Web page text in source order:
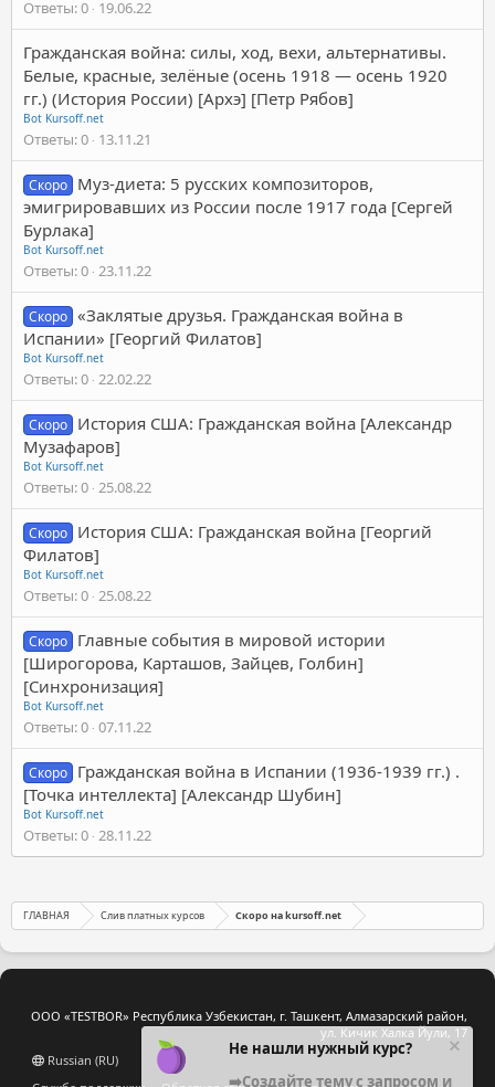
Ответы 0 19.06.22
Гражданская война: силы, ход, вехи, альтернативы.
Белые, красные, зелёные (осень 1918 — осень 1920
гг.) (История России) [Архэ] [Петр Рябов]
Bot Kursoff.net
Ответы 0 13.11.21
Скоро Муз-диета: 5 русских композиторов,
эмигрировавших из России после 1917 года [Сергей
Бурлака]
Bot Kursoff.net
Ответы 0 23.11.22
Скоро «Заклятые друзья. Гражданская война в
Испании» [Георгий Филатов]
Bot Kursoff.net
Ответы 0 22.02.22
Скоро История США: Гражданская война [Александр
Музафаров]
Bot Kursoff.net
Ответы 0 25.08.22
Скоро История США: Гражданская война [Георгий
Филатов]
Bot Kursoff.net
Ответы 0 25.08.22
Скоро Главные события в мировой истории
[Широгорова, Карташов, Зайцев, Голбин]
[Синхронизация]
Bot Kursoff.net
Ответы 0 07.11.22
Скоро Гражданская война в Испании (1936-1939 гг.) .
[Точка интеллекта] [Александр Шубин]
Bot Kursoff.net
Ответы 0 28.11.22
ГЛАВНАЯ Слив платных курсов Скоро на kursoff.net
ООО «TESTBOR» Республика Узбекистан, г. Ташкент, Алмазарский район,
ул. Кичик Халка Йули, 17
Russian (RU)
Не нашли нужный курс?
➡️Создайте тему с запросом и